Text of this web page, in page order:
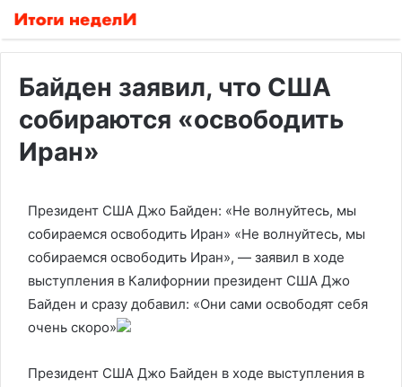
Байден заявил, что США
собираются «освободить
Иран»
Президент США Джо Байден: «Не волнуйтесь, мы
собираемся освободить Иран» «Не волнуйтесь, мы
собираемся освободить Иран», — заявил в ходе
выступления в Калифорнии президент США Джо
Байден и сразу добавил: «Они сами освободят себя
очень скоро»
Президент США Джо Байден в ходе выступления в